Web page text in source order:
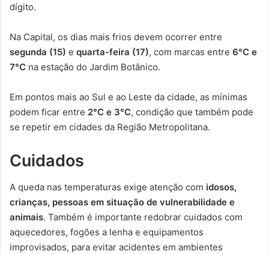
dígito.
Na Capital, os dias mais frios devem ocorrer entre
segunda (15) e quarta-feira (17), com marcas entre 6°C e
7°C na estação do Jardim Botânico.
Em pontos mais ao Sul e ao Leste da cidade, as mínimas
podem ficar entre 2°C e 3°C, condição que também pode
se repetir em cidades da Região Metropolitana.
Cuidados
A queda nas temperaturas exige atenção com idosos,
crianças, pessoas em situação de vulnerabilidade e
animais. Também é importante redobrar cuidados com
aquecedores, fogões a lenha e equipamentos
improvisados, para evitar acidentes em ambientes